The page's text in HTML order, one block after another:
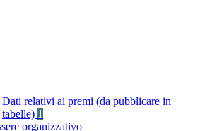
Dati relativi ai premi (da pubblicare in
tabelle) 1
organizzativo